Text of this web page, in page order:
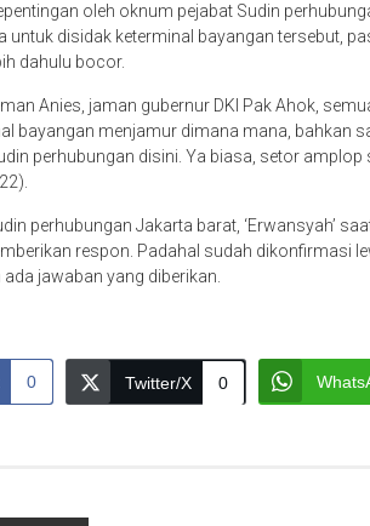
oleh oknum pejabat Sudin
untuk disidak keterminal bayangan tersebut,
dahulu bocor.
Anies, jaman gubernur DKI Pak Ahok,
bayangan menjamur dimana mana, bahkan
perhubungan disini. Ya biasa, setor amplop
perhubungan Jakarta barat, ‘Erwansyah’
respon. Padahal sudah dikonfirmasi
jawaban yang diberikan.
0 Twitter/X 0